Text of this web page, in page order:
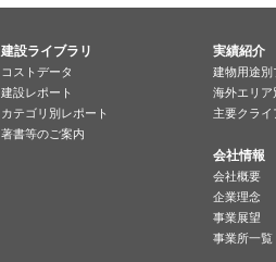
建設ライブラリ
コストデータ
建設レポート
カテゴリ別レポート
著書等のご案内
実績紹介
建物用途別
海外エリア
主要クラ
会社情報
会社概要
企業理念
事業展望
事業所一覧